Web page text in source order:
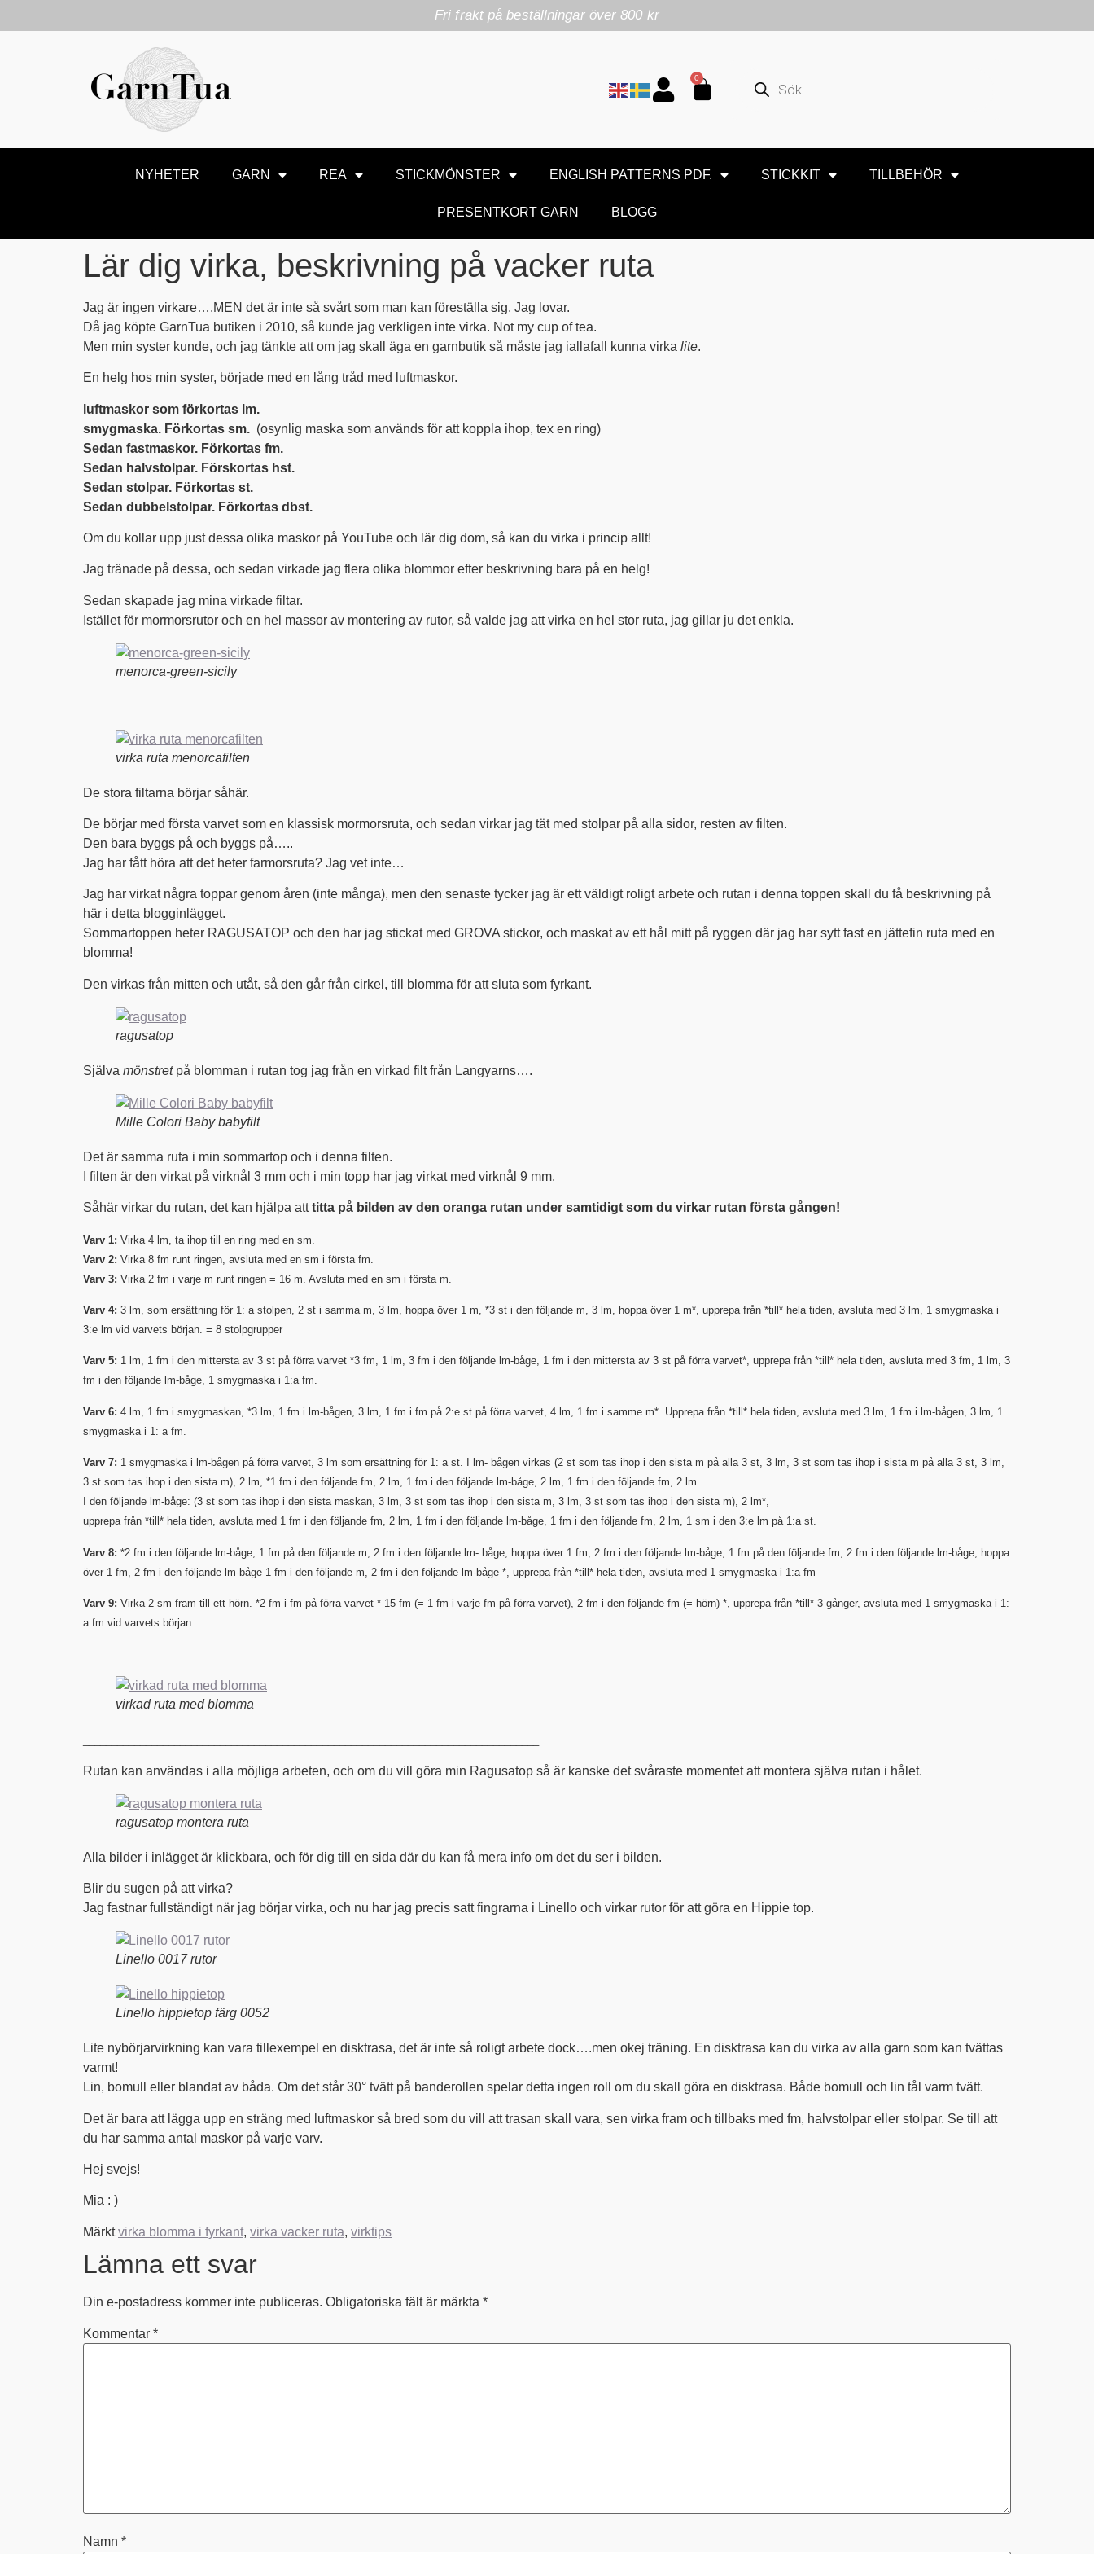
Fri frakt på beställningar över 800 kr
0
NYHETER GARN REA STICKMÖNSTER ENGLISH PATTERNS PDF. STICKKIT TILLBEHÖR
PRESENTKORT GARN BLOGG
Lär dig virka, beskrivning på vacker ruta
Jag är ingen virkare….MEN det är inte så svårt som man kan föreställa sig. Jag lovar.
Då jag köpte GarnTua butiken i 2010, så kunde jag verkligen inte virka. Not my cup of tea.
Men min syster kunde, och jag tänkte att om jag skall äga en garnbutik så måste jag iallafall kunna virka lite.
En helg hos min syster, började med en lång tråd med luftmaskor.
luftmaskor som förkortas lm.
smygmaska. Förkortas sm. (osynlig maska som används för att koppla ihop, tex en ring)
Sedan fastmaskor. Förkortas fm.
Sedan halvstolpar. Förskortas hst.
Sedan stolpar. Förkortas st.
Sedan dubbelstolpar. Förkortas dbst.
Om du kollar upp just dessa olika maskor på YouTube och lär dig dom, så kan du virka i princip allt!
Jag tränade på dessa, och sedan virkade jag flera olika blommor efter beskrivning bara på en helg!
Sedan skapade jag mina virkade filtar.
Istället för mormorsrutor och en hel massor av montering av rutor, så valde jag att virka en hel stor ruta, jag gillar ju det enkla.
menorca-green-sicily
virka ruta menorcafilten
De stora filtarna börjar såhär.
De börjar med första varvet som en klassisk mormorsruta, och sedan virkar jag tät med stolpar på alla sidor, resten av filten.
Den bara byggs på och byggs på…..
Jag har fått höra att det heter farmorsruta? Jag vet inte…
Jag har virkat några toppar genom åren (inte många), men den senaste tycker jag är ett väldigt roligt arbete och rutan i denna toppen skall du få beskrivning på
här i detta blogginlägget.
Sommartoppen heter RAGUSATOP och den har jag stickat med GROVA stickor, och maskat av ett hål mitt på ryggen där jag har sytt fast en jättefin ruta med en
blomma!
Den virkas från mitten och utåt, så den går från cirkel, till blomma för att sluta som fyrkant.
ragusatop
Själva mönstretpå blomman i rutan tog jag från en virkad filt från Langyarns….
Mille Colori Baby babyfilt
Det är samma ruta i min sommartop och i denna filten.
I filten är den virkat på virknål 3 mm och i min topp har jag virkat med virknål 9 mm.
Såhär virkar du rutan, det kan hjälpa atttitta på bilden av den oranga rutan under samtidigt som du virkar rutan första gången!
Varv 1: Virka 4 lm, ta ihop till en ring med en sm.
Varv 2: Virka 8 fm runt ringen, avsluta med en sm i första fm.
Varv 3: Virka 2 fm i varje m runt ringen = 16 m. Avsluta med en sm i första m.
Varv 4: 3 lm, som ersättning för 1: a stolpen, 2 st i samma m, 3 lm, hoppa över 1 m, *3 st i den följande m, 3 lm, hoppa över 1 m*, upprepa från *till* hela tiden, avsluta med 3 lm, 1 smygmaska i
3:e lm vid varvets början. = 8 stolpgrupper
Varv 5: 1 lm, 1 fm i den mittersta av 3 st på förra varvet *3 fm, 1 lm, 3 fm i den följande lm-båge, 1 fm i den mittersta av 3 st på förra varvet*, upprepa från *till* hela tiden, avsluta med 3 fm, 1 lm, 3
fm i den följande lm-båge, 1 smygmaska i 1:a fm.
Varv 6: 4 lm, 1 fm i smygmaskan, *3 lm, 1 fm i lm-bågen, 3 lm, 1 fm i fm på 2:e st på förra varvet, 4 lm, 1 fm i samme m*. Upprepa från *till* hela tiden, avsluta med 3 lm, 1 fm i lm-bågen, 3 lm, 1
smygmaska i 1: a fm.
Varv 7: 1 smygmaska i lm-bågen på förra varvet, 3 lm som ersättning för 1: a st. I lm- bågen virkas (2 st som tas ihop i den sista m på alla 3 st, 3 lm, 3 st som tas ihop i sista m på alla 3 st, 3 lm,
3 st som tas ihop i den sista m), 2 lm, *1 fm i den följande fm, 2 lm, 1 fm i den följande lm-båge, 2 lm, 1 fm i den följande fm, 2 lm.
I den följande lm-båge: (3 st som tas ihop i den sista maskan, 3 lm, 3 st som tas ihop i den sista m, 3 lm, 3 st som tas ihop i den sista m), 2 lm*,
upprepa från *till* hela tiden, avsluta med 1 fm i den följande fm, 2 lm, 1 fm i den följande lm-båge, 1 fm i den följande fm, 2 lm, 1 sm i den 3:e lm på 1:a st.
Varv 8: *2 fm i den följande lm-båge, 1 fm på den följande m, 2 fm i den följande lm- båge, hoppa över 1 fm, 2 fm i den följande lm-båge, 1 fm på den följande fm, 2 fm i den följande lm-båge, hoppa
över 1 fm, 2 fm i den följande lm-båge 1 fm i den följande m, 2 fm i den följande lm-båge *, upprepa från *till* hela tiden, avsluta med 1 smygmaska i 1:a fm
Varv 9: Virka 2 sm fram till ett hörn. *2 fm i fm på förra varvet * 15 fm (= 1 fm i varje fm på förra varvet), 2 fm i den följande fm (= hörn) *, upprepa från *till* 3 gånger, avsluta med 1 smygmaska i 1:
a fm vid varvets början.
virkad ruta med blomma
Rutan kan användas i alla möjliga arbeten, och om du vill göra min Ragusatop så är kanske det svåraste momentet att montera själva rutan i hålet.
ragusatop montera ruta
Alla bilder i inlägget är klickbara, och för dig till en sida där du kan få mera info om det du ser i bilden.
Blir du sugen på att virka?
Jag fastnar fullständigt när jag börjar virka, och nu har jag precis satt fingrarna i Linello och virkar rutor för att göra en Hippie top.
Linello 0017 rutor
Linello hippietop färg 0052
Lite nybörjarvirkning kan vara tillexempel en disktrasa, det är inte så roligt arbete dock….men okej träning. En disktrasa kan du virka av alla garn som kan tvättas
varmt!
Lin, bomull eller blandat av båda. Om det står 30° tvätt på banderollen spelar detta ingen roll om du skall göra en disktrasa. Både bomull och lin tål varm tvätt.
Det är bara att lägga upp en sträng med luftmaskor så bred som du vill att trasan skall vara, sen virka fram och tillbaks med fm, halvstolpar eller stolpar. Se till att
du har samma antal maskor på varje varv.
Hej svejs!
Mia : )
Märktvirka blomma i fyrkant, virka vacker ruta, virktips
Lämna ett svar
Din e-postadress kommer inte publiceras. Obligatoriska fält är märkta *
Kommentar *
Namn *